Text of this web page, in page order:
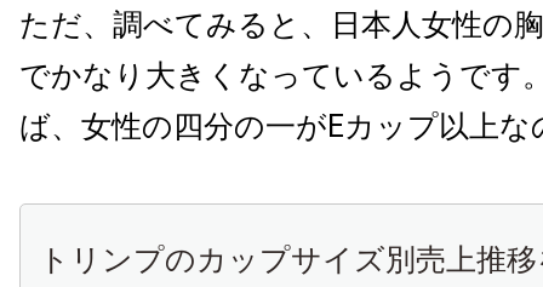
ただ、調べてみると、日本人女性の
でかなり大きくなっているようです
ば、女性の四分の一がEカップ以上な
トリンプのカップサイズ別売上推